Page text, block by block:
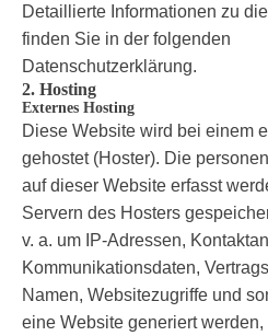
Detaillierte Informationen zu
finden Sie in der folgenden
Datenschutzerklärung.
2. Hosting
Externes Hosting
Diese Website wird bei einem
gehostet (Hoster). Die
auf dieser Website erfasst
Servern des Hosters
v. a. um IP-Adressen,
Kommunikationsdaten,
Namen, Websitezugriffe und
eine Website generiert werden,